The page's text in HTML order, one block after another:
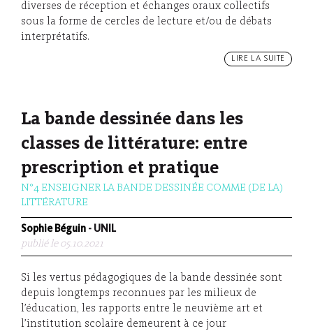
diverses de réception et échanges oraux collectifs
sous la forme de cercles de lecture et/ou de débats
interprétatifs.
LIRE LA SUITE
La bande dessinée dans les
classes de littérature: entre
prescription et pratique
N°4 ENSEIGNER LA BANDE DESSINÉE COMME (DE LA)
LITTÉRATURE
Sophie Béguin - UNIL
publié le 05.10.2021
Si les vertus pédagogiques de la bande dessinée sont
depuis longtemps reconnues par les milieux de
l’éducation, les rapports entre le neuvième art et
l’institution scolaire demeurent à ce jour